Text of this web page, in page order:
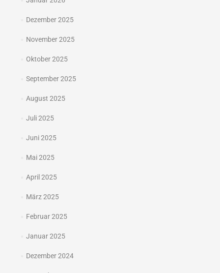
Dezember 2025
November 2025
Oktober 2025
September 2025
August 2025
Juli 2025
Juni 2025
Mai 2025
April 2025
März 2025
Februar 2025
Januar 2025
Dezember 2024